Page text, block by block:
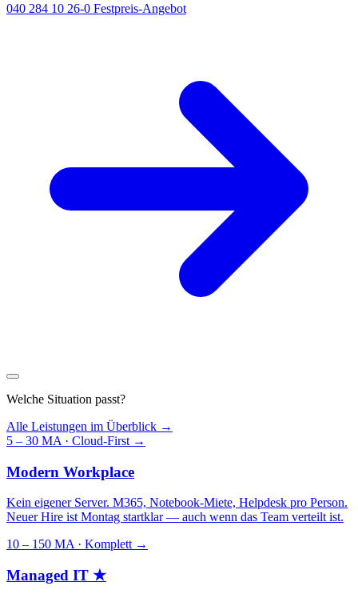
040 284 10 26-0 Festpreis-Angebot
Welche Situation passt?
Alle Leistungen im Überblick →
5 – 30 MA · Cloud-First →
Modern Workplace
Kein eigener Server. M365, Notebook-Miete, Helpdesk pro Person.
Neuer Hire ist Montag startklar — auch wenn das Team verteilt ist.
10 – 150 MA · Komplett →
Managed IT ★